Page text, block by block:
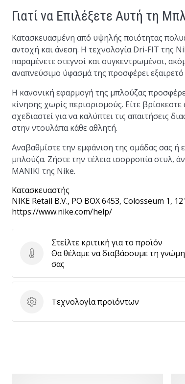
Γιατί να Επιλέξετε Αυτή τη
Κατασκευασμένη από υψηλής ποιότητας
αντοχή και άνεση. Η τεχνολογία Dri-FIT της
παραμένετε στεγνοί και συγκεντρωμένοι,
αναπνεύσιμο ύφασμά της προσφέρει
Η κανονική εφαρμογή της μπλούζας
κίνησης χωρίς περιορισμούς. Είτε
σχεδιαστεί για να καλύπτει τις απαιτήσεις
στην ντουλάπα κάθε αθλητή.
Αναβαθμίστε την εμφάνιση της ομάδας σας
μπλούζα. Ζήστε την τέλεια ισορροπία
ΜΑΝΙΚΙ της Nike.
Κατασκευαστής
NIKE Retail B.V., PO BOX 6453, Colosseum 1,
https://www.nike.com/help/
Στείλτε κριτική για το προϊόν
Στείλτε κριτική για το προϊόν
Θα θέλαμε να διαβάσουμε τη γνώμη
σας
Τεχνολογία προϊόντων
Τεχνολογία προϊόντων